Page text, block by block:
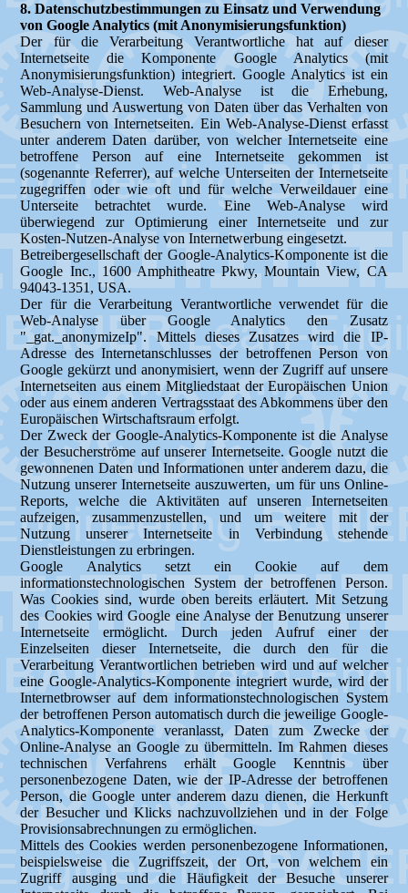
8. Datenschutzbestimmungen zu Einsatz und Verwendung
von Google Analytics (mit Anonymisierungsfunktion)
Der für die Verarbeitung Verantwortliche hat auf dieser
Internetseite die Komponente Google Analytics (mit
Anonymisierungsfunktion) integriert. Google Analytics ist ein
Web-Analyse-Dienst. Web-Analyse ist die Erhebung,
Sammlung und Auswertung von Daten über das Verhalten von
Besuchern von Internetseiten. Ein Web-Analyse-Dienst erfasst
unter anderem Daten darüber, von welcher Internetseite eine
betroffene Person auf eine Internetseite gekommen ist
(sogenannte Referrer), auf welche Unterseiten der Internetseite
zugegriffen oder wie oft und für welche Verweildauer eine
Unterseite betrachtet wurde. Eine Web-Analyse wird
überwiegend zur Optimierung einer Internetseite und zur
Kosten-Nutzen-Analyse von Internetwerbung eingesetzt.
Betreibergesellschaft der Google-Analytics-Komponente ist die
Google Inc., 1600 Amphitheatre Pkwy, Mountain View, CA
94043-1351, USA.
Der für die Verarbeitung Verantwortliche verwendet für die
Web-Analyse über Google Analytics den Zusatz
"_gat._anonymizeIp". Mittels dieses Zusatzes wird die IP-
Adresse des Internetanschlusses der betroffenen Person von
Google gekürzt und anonymisiert, wenn der Zugriff auf unsere
Internetseiten aus einem Mitgliedstaat der Europäischen Union
oder aus einem anderen Vertragsstaat des Abkommens über den
Europäischen Wirtschaftsraum erfolgt.
Der Zweck der Google-Analytics-Komponente ist die Analyse
der Besucherströme auf unserer Internetseite. Google nutzt die
gewonnenen Daten und Informationen unter anderem dazu, die
Nutzung unserer Internetseite auszuwerten, um für uns Online-
Reports, welche die Aktivitäten auf unseren Internetseiten
aufzeigen, zusammenzustellen, und um weitere mit der
Nutzung unserer Internetseite in Verbindung stehende
Dienstleistungen zu erbringen.
Google Analytics setzt ein Cookie auf dem
informationstechnologischen System der betroffenen Person.
Was Cookies sind, wurde oben bereits erläutert. Mit Setzung
des Cookies wird Google eine Analyse der Benutzung unserer
Internetseite ermöglicht. Durch jeden Aufruf einer der
Einzelseiten dieser Internetseite, die durch den für die
Verarbeitung Verantwortlichen betrieben wird und auf welcher
eine Google-Analytics-Komponente integriert wurde, wird der
Internetbrowser auf dem informationstechnologischen System
der betroffenen Person automatisch durch die jeweilige Google-
Analytics-Komponente veranlasst, Daten zum Zwecke der
Online-Analyse an Google zu übermitteln. Im Rahmen dieses
technischen Verfahrens erhält Google Kenntnis über
personenbezogene Daten, wie der IP-Adresse der betroffenen
Person, die Google unter anderem dazu dienen, die Herkunft
der Besucher und Klicks nachzuvollziehen und in der Folge
Provisionsabrechnungen zu ermöglichen.
Mittels des Cookies werden personenbezogene Informationen,
beispielsweise die Zugriffszeit, der Ort, von welchem ein
Zugriff ausging und die Häufigkeit der Besuche unserer